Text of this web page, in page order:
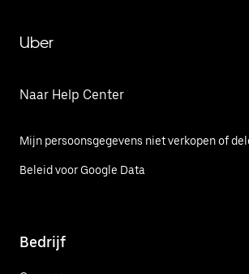
Uber
Naar Help Center
Mijn persoonsgegevens niet verkopen of
Beleid voor Google Data
Bedrijf